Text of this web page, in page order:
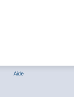
Aide